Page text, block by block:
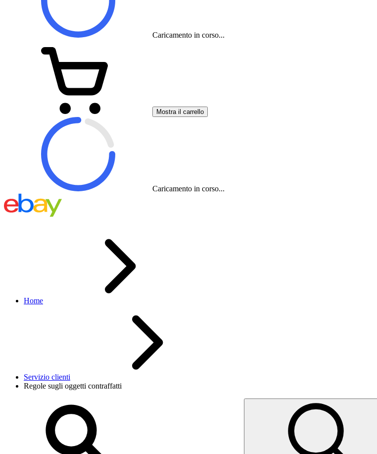
Caricamento in corso...
Mostra il carrello
Caricamento in corso...
Home
Servizio clienti
Regole sugli oggetti contraffatti